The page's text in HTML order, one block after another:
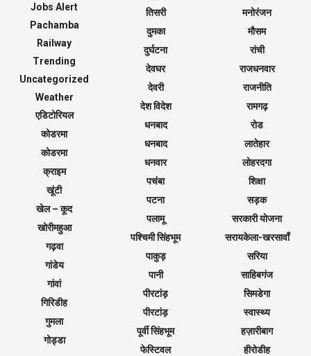
Jobs Alert
Pachamba
Railway
Trending
Uncategorized
Weather
एडिटोरियल
कोडरमा
कोडरमा
क्राइम
खूंटी
खेल – कूद
खोरीमहुआ
गढ़वा
गांडेय
गांवां
गिरिडीह
गुमला
गोड्डा
तिसरी
दुमका
दुर्घटना
देवघर
देवरी
देश विदेश
धनबाद
धनबाद
धनवार
पचंबा
पटना
पलामू
पश्चिमी सिंहभूम
पाकुड़
पानी
पीरटांड़
पीरटांड़
पूर्वी सिंहभूम
फेस्टिवल
मनोरंजन
मौसम
रांची
राजधनवार
राजनीति
रामगढ़
रोड
लातेहार
लोहरदगा
शिक्षा
सड़क
सरकारी योजना
सरायकेला-खरसावाँ
सरिया
साहिबगंज
सिमडेगा
स्वास्थ्य
हज़ारीबाग
हीरोडीह